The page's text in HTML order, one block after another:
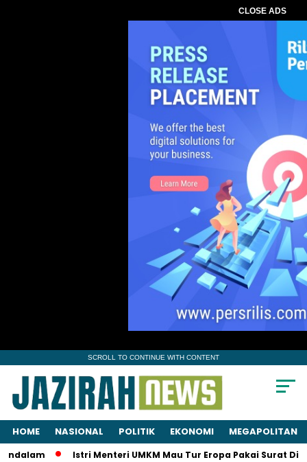
CLOSE ADS
SCROLL TO CONTINUE WITH CONTENT
HOME NASIONAL POLITIK EKONOMI MEGAPOLITAN
Istri Menteri UMKM Mau Tur Eropa Pakai Surat Dinas? KPK